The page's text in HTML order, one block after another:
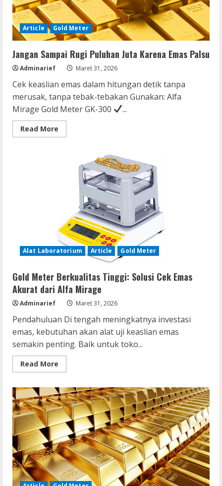
Article Gold Meter
Jangan Sampai Rugi Puluhan Juta Karena Emas Palsu
Adminarief Maret 31, 2026
Cek keaslian emas dalam hitungan detik tanpa
merusak, tanpa tebak-tebakan Gunakan: Alfa
Mirage Gold Meter GK-300
...
Read More
more
Puluhan
Karena
Alat Laboratorium Article Gold Meter
Gold Meter Berkualitas Tinggi: Solusi Cek Emas
Akurat dari Alfa Mirage
Adminarief Maret 31, 2026
Pendahuluan Di tengah meningkatnya investasi
emas, kebutuhan akan alat uji keaslian emas
semakin penting. Baik untuk toko...
Read More
more
Meter
Berkualitas
Tinggi:
Solusi
Cek
Emas
Akurat
dari
Alfa
Mirage